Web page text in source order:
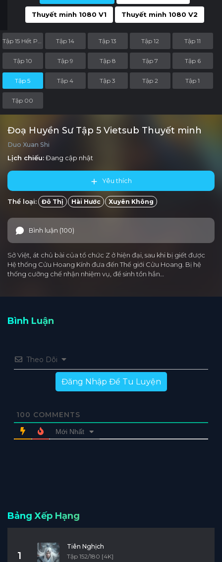
Thuyết minh 1080 V1 Thuyết minh 1080 V2
Tập 14 Tập 13 Tập 12 Tập 11
Tập 10 Tập 9 Tập 8 Tập 7 Tập 6
Tập 5 Tập 4 Tập 3 Tập 2 Tập 1
Tập 00
Đoạ Huyền Sư Tập 5 Vietsub Thuyết minh
Duo Xuan Shi
Lịch chiếu:Đang cập nhật
Yêu thích
Thể loại: Đô Thị Hài Hước Xuyên Không
Bình luận (100)
Sở Việt, át chủ bài của tổ chức Z ở hiện đại, sau khi bị giết được
Hệ thống Cửu Hoang Kính đưa đến Thế giới Cửu Hoang. Bị hệ
thống cưỡng chế nhận nhiệm vụ, để sinh tồn hắn…
Bình Luận
Theo Dõi
Đăng Nhập Để Tu Luyện
100 COMMENTS
Mới Nhất
Bảng Xếp Hạng
1
Tiên Nghịch
Tập 152/180 [4K]